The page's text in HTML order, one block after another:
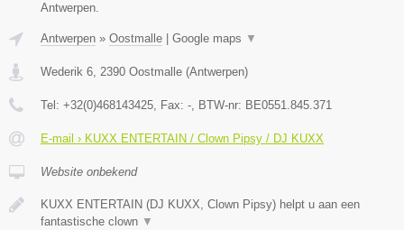
Antwerpen.
Antwerpen » Oostmalle Google maps ▼
Wederik 6, 2390 Oostmalle (Antwerpen)
Tel: +32(0)468143425, Fax: -, BTW-nr: BE0551.845.371
E-mail › KUXX ENTERTAIN / Clown Pipsy / DJ KUXX
Website onbekend
KUXX ENTERTAIN (DJ KUXX, Clown Pipsy) helpt u aan een
fantastische clown ▼